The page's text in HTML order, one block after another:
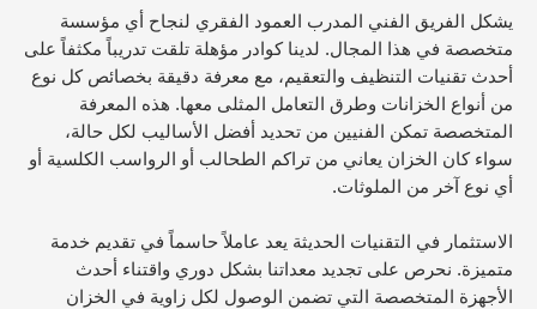
يشكل الفريق الفني المدرب العمود الفقري لنجاح أي مؤسسة
متخصصة في هذا المجال. لدينا كوادر مؤهلة تلقت تدريباً مكثفاً على
أحدث تقنيات التنظيف والتعقيم، مع معرفة دقيقة بخصائص كل نوع
من أنواع الخزانات وطرق التعامل المثلى معها. هذه المعرفة
المتخصصة تمكن الفنيين من تحديد أفضل الأساليب لكل حالة،
سواء كان الخزان يعاني من تراكم الطحالب أو الرواسب الكلسية أو
أي نوع آخر من الملوثات.
الاستثمار في التقنيات الحديثة يعد عاملاً حاسماً في تقديم خدمة
متميزة. نحرص على تجديد معداتنا بشكل دوري واقتناء أحدث
الأجهزة المتخصصة التي تضمن الوصول لكل زاوية في الخزان